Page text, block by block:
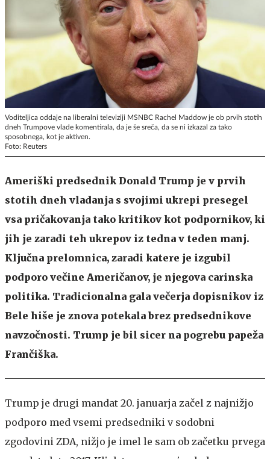
Voditeljica oddaje na liberalni televiziji MSNBC Rachel Maddow je ob prvih stotih
dneh Trumpove vlade komentirala, da je še sreča, da se ni izkazal za tako
sposobnega, kot je aktiven.
Foto: Reuters
Ameriški predsednik Donald Trump je v prvih
stotih dneh vladanja s svojimi ukrepi presegel
vsa pričakovanja tako kritikov kot podpornikov, ki
jih je zaradi teh ukrepov iz tedna v teden manj.
Ključna prelomnica, zaradi katere je izgubil
podporo večine Američanov, je njegova carinska
politika. Tradicionalna gala večerja dopisnikov iz
Bele hiše je znova potekala brez predsednikove
navzočnosti. Trump je bil sicer na pogrebu papeža
Frančiška.
Trump je drugi mandat 20. januarja začel z najnižjo
podporo med vsemi predsedniki v sodobni
zgodovini ZDA, nižjo je imel le sam ob začetku prvega